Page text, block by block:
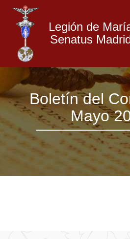
Legión de
Senatus
Saltar
al
contenido
de
María
Madrid
Boletín del
Mayo